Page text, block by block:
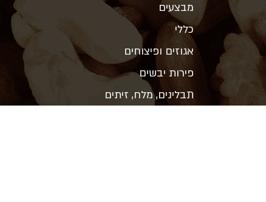
מבצעים
כללי
אגוזים ופיצוחים
פירות יבשים
תבלינים, מלח, זיתים